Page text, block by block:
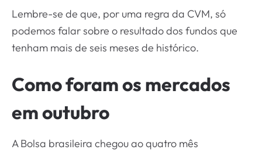
Lembre-se de que, por uma regra da CVM, só
podemos falar sobre o resultado dos fundos que
tenham mais de seis meses de histórico.
Como foram os mercados
em outubro
A Bolsa brasileira chegou ao quatro mês